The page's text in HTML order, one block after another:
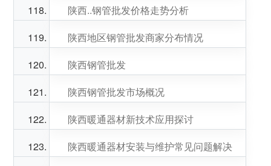
陕西..钢管批发价格走势分析
陕西地区钢管批发商家分布情况
陕西钢管批发
陕西钢管批发市场概况
陕西暖通器材新技术应用探讨
陕西暖通器材安装与维护常见问题解决